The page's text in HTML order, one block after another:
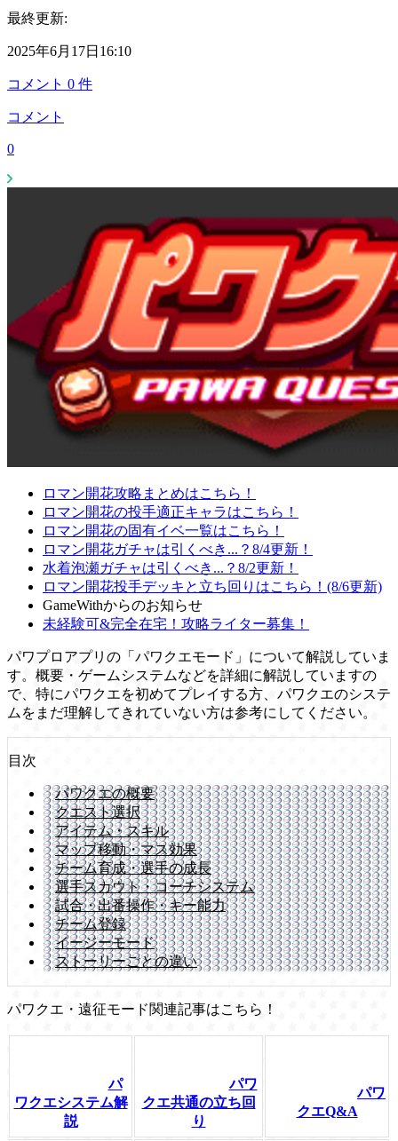
最終更新:
2025年6月17日16:10
コメント 0 件
コメント
0
ロマン開花攻略まとめはこちら！
ロマン開花の投手適正キャラはこちら！
ロマン開花の固有イベ一覧はこちら！
ロマン開花ガチャは引くべき...？8/4更新！
水着泡瀬ガチャは引くべき...？8/2更新！
ロマン開花投手デッキと立ち回りはこちら！(8/6更新)
GameWithからのお知らせ
未経験可&完全在宅！攻略ライター募集！
パワプロアプリの「パワクエモード」について解説していま
す。概要・ゲームシステムなどを詳細に解説していますの
で、特にパワクエを初めてプレイする方、パワクエのシステ
ムをまだ理解してきれていない方は参考にしてください。
目次
パワクエの概要
クエスト選択
アイテム・スキル
マップ移動・マス効果
チーム育成・選手の成長
選手スカウト・コーチシステム
試合・出番操作・キー能力
チーム登録
イージーモード
ストーリーごとの違い
パワクエ・遠征モード関連記事はこちら！
パ
ワクエシステム解
説
パワ
クエ共通の立ち回
り
パワ
クエQ&A